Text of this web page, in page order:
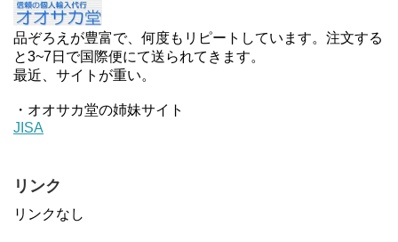
品ぞろえが豊富で、何度もリピートしています。注文する
と3~7日で国際便にて送られてきます。
最近、サイトが重い。
・オオサカ堂の姉妹サイト
JISA
リンク
リンクなし